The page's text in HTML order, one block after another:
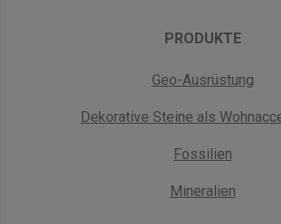
PRODUKTE
Geo-Ausrüstung
Dekorative Steine als
Fossilien
Mineralien